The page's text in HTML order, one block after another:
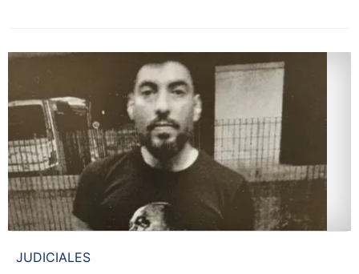
JUDICIALES